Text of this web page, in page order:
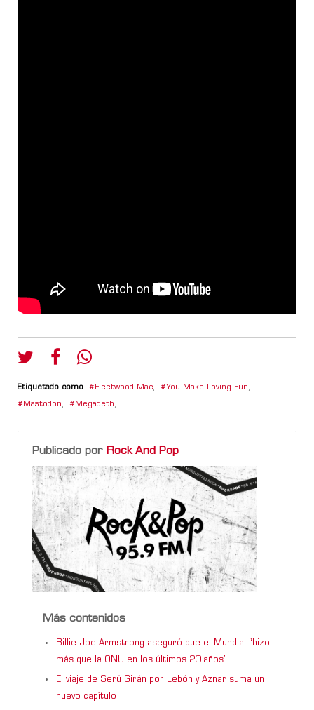
Etiquetado como Fleetwood Mac, You Make Loving Fun,
Mastodon, Megadeth,
Publicado por Rock And Pop
Más contenidos
Billie Joe Armstrong aseguró que el Mundial “hizo
más que la ONU en los últimos 20 años”
El viaje de Serú Girán por Lebón y Aznar suma un
nuevo capítulo